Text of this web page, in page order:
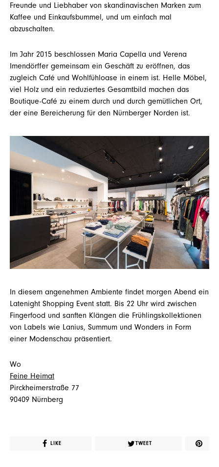
Freunde und Liebhaber von skandinavischen Marken zum
Kaffee und Einkaufsbummel, und um einfach mal
abzuschalten.
Im Jahr 2015 beschlossen Maria Capella und Verena
Imendörffer gemeinsam ein Geschäft zu eröffnen, das
zugleich Café und Wohlfühloase in einem ist. Helle Möbel,
viel Holz und ein reduziertes Gesamtbild machen das
Boutique-Café zu einem durch und durch gemütlichen Ort,
der eine Bereicherung für den Nürnberger Norden ist.
In diesem angenehmen Ambiente findet morgen Abend ein
Latenight Shopping Event statt. Bis 22 Uhr wird zwischen
Fingerfood und sanften Klängen die Frühlingskollektionen
von Labels wie Lanius, Summum und Wonders in Form
einer Modenschau präsentiert.
Wo
Feine Heimat
Pirckheimerstraße 77
90409 Nürnberg
LIKE TWEET